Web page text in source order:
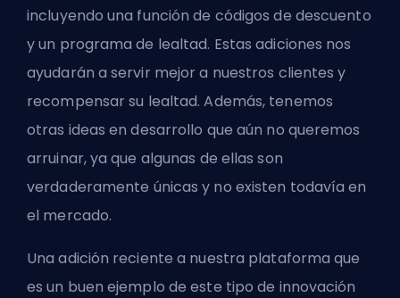
incluyendo una función de códigos de descuento
y un programa de lealtad. Estas adiciones nos
ayudarán a servir mejor a nuestros clientes y
recompensar su lealtad. Además, tenemos
otras ideas en desarrollo que aún no queremos
arruinar, ya que algunas de ellas son
verdaderamente únicas y no existen todavía en
el mercado.
Una adición reciente a nuestra plataforma que
es un buen ejemplo de este tipo de innovación